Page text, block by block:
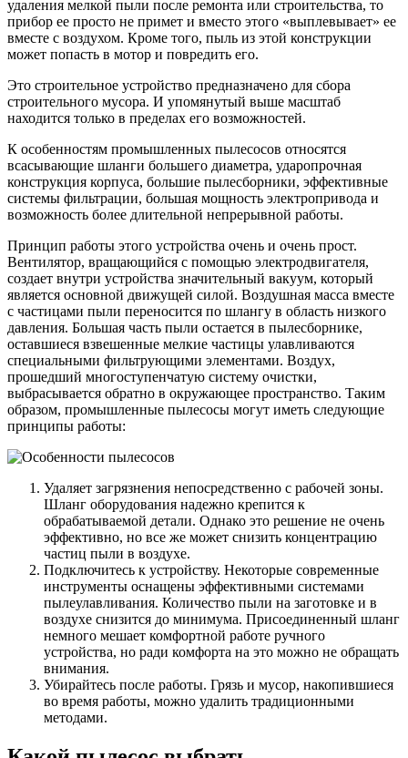
удаления мелкой пыли после ремонта или строительства, то
прибор ее просто не примет и вместо этого «выплевывает» ее
вместе с воздухом. Кроме того, пыль из этой конструкции
может попасть в мотор и повредить его.
Это строительное устройство предназначено для сбора
строительного мусора. И упомянутый выше масштаб
находится только в пределах его возможностей.
К особенностям промышленных пылесосов относятся
всасывающие шланги большего диаметра, ударопрочная
конструкция корпуса, большие пылесборники, эффективные
системы фильтрации, большая мощность электропривода и
возможность более длительной непрерывной работы.
Принцип работы этого устройства очень и очень прост.
Вентилятор, вращающийся с помощью электродвигателя,
создает внутри устройства значительный вакуум, который
является основной движущей силой. Воздушная масса вместе
с частицами пыли переносится по шлангу в область низкого
давления. Большая часть пыли остается в пылесборнике,
оставшиеся взвешенные мелкие частицы улавливаются
специальными фильтрующими элементами. Воздух,
прошедший многоступенчатую систему очистки,
выбрасывается обратно в окружающее пространство. Таким
образом, промышленные пылесосы могут иметь следующие
принципы работы:
Удаляет загрязнения непосредственно с рабочей зоны.
Шланг оборудования надежно крепится к
обрабатываемой детали. Однако это решение не очень
эффективно, но все же может снизить концентрацию
частиц пыли в воздухе.
Подключитесь к устройству. Некоторые современные
инструменты оснащены эффективными системами
пылеулавливания. Количество пыли на заготовке и в
воздухе снизится до минимума. Присоединенный шланг
немного мешает комфортной работе ручного
устройства, но ради комфорта на это можно не обращать
внимания.
Убирайтесь после работы. Грязь и мусор, накопившиеся
во время работы, можно удалить традиционными
методами.